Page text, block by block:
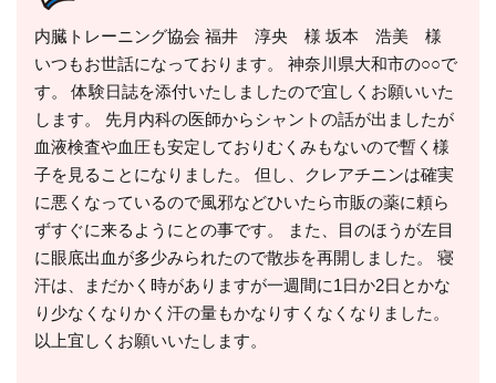
内臓トレーニング協会 福井 淳央 様 坂本 浩美 様
いつもお世話になっております。 神奈川県大和市の○○で
す。 体験日誌を添付いたしましたので宜しくお願いいた
します。 先月内科の医師からシャントの話が出ましたが
血液検査や血圧も安定しておりむくみもないので暫く様
子を見ることになりました。 但し、クレアチニンは確実
に悪くなっているので風邪などひいたら市販の薬に頼ら
ずすぐに来るようにとの事です。 また、目のほうが左目
に眼底出血が多少みられたので散歩を再開しました。 寝
汗は、まだかく時がありますが一週間に1日か2日とかな
り少なくなりかく汗の量もかなりすくなくなりました。
以上宜しくお願いいたします。